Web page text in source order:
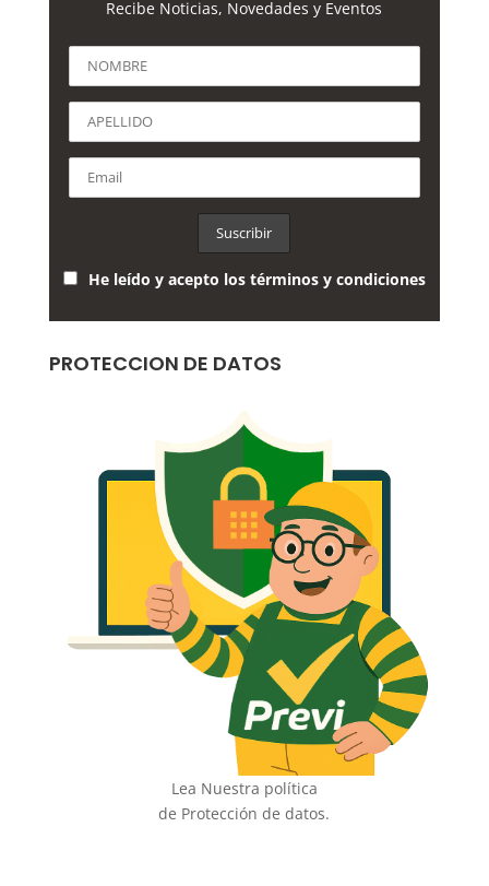
Recibe Noticias, Novedades y Eventos
He leído y acepto los términos y condiciones
PROTECCION DE DATOS
Lea Nuestra política
de Protección de datos.